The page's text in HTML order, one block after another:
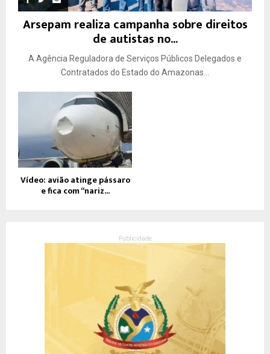
Arsepam realiza campanha sobre direitos
de autistas no...
A Agência Reguladora de Serviços Públicos Delegados e
Contratados do Estado do Amazonas...
Vídeo: avião atinge pássaro
e fica com “nariz...
Publicidade